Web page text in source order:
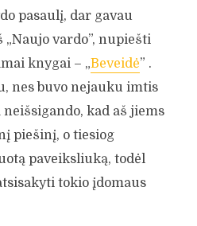
PATINKA,
KNYGA YRA
pasaulį, dar gavau
vardo”, nupiešti
knygai – „Beveidė” .
nes buvo nejauku imtis
kad aš jiems
piešinį, o tiesiog
paveiksliuką, todėl
tokio įdomaus